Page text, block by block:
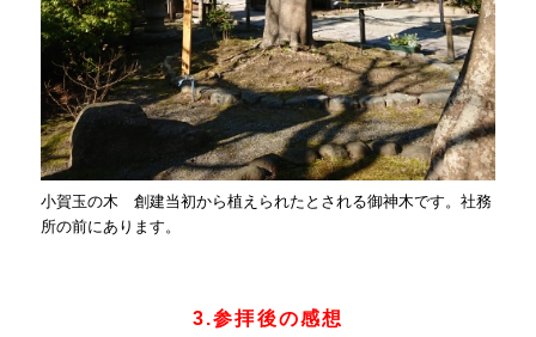
小賀玉の木 創建当初から植えられたとされる御神木です。社務
所の前にあります。
3.参拝後の感想